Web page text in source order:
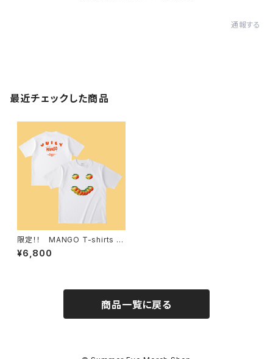
通報する
最近チェックした商品
限定！！ MANGO T-shirts 白
M
¥6,800
商品一覧に戻る